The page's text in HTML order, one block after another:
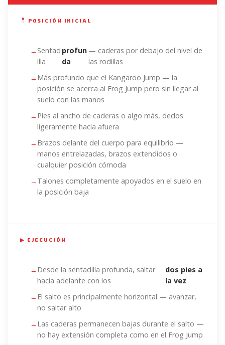
POSICIÓN INICIAL
Sentad
illa
profun
da
— caderas por debajo del nivel de
las rodillas
Más profundo que el Kangaroo Jump — la
posición se acerca al Frog Jump pero sin llegar al
suelo con las manos
Pies al ancho de caderas o algo más, dedos
ligeramente hacia afuera
Brazos delante del cuerpo para equilibrio —
manos entrelazadas, brazos extendidos o
cualquier posición cómoda
Talones completamente apoyados en el suelo en
la posición baja
▶ EJECUCIÓN
Desde la sentadilla profunda, saltar
hacia adelante con los
dos pies a
la vez
El salto es principalmente horizontal — avanzar,
no saltar alto
Las caderas permanecen bajas durante el salto —
no hay extensión completa como en el Frog Jump